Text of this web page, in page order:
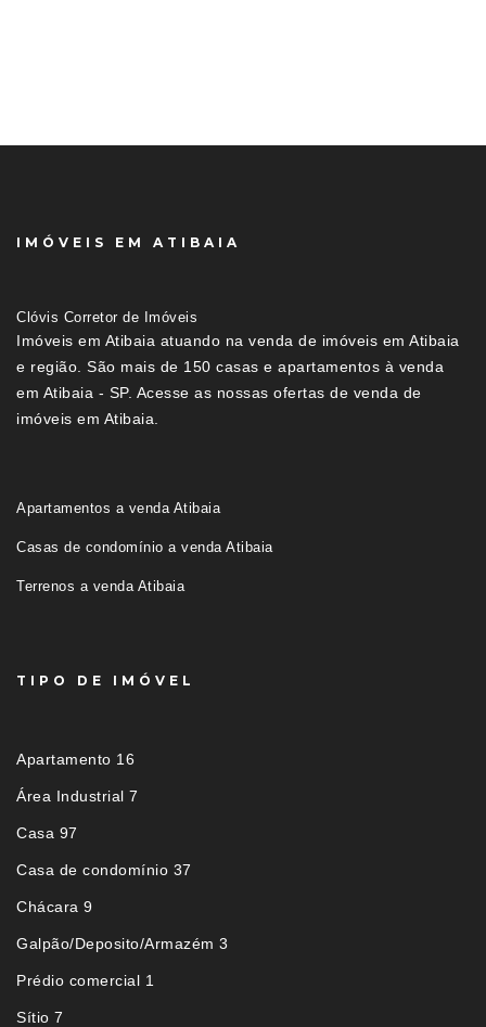
IMÓVEIS EM ATIBAIA
Clóvis Corretor de Imóveis
Imóveis em Atibaia atuando na venda de imóveis em Atibaia
e região. São mais de 150 casas e apartamentos à venda
em Atibaia - SP. Acesse as nossas ofertas de venda de
imóveis em Atibaia.
Apartamentos a venda Atibaia
Casas de condomínio a venda Atibaia
Terrenos a venda Atibaia
TIPO DE IMÓVEL
Apartamento 16
Área Industrial 7
Casa 97
Casa de condomínio 37
Chácara 9
Galpão/Deposito/Armazém 3
Prédio comercial 1
Sítio 7